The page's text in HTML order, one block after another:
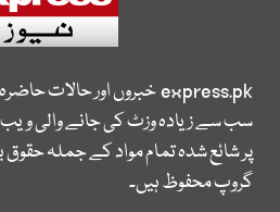
express.pkخبروں اور حالات
سب سے زیادہ وزٹ کی جانے والی
پر شائع شدہ تمام مواد کے جملہ
گروپ محفوظ ہیں۔